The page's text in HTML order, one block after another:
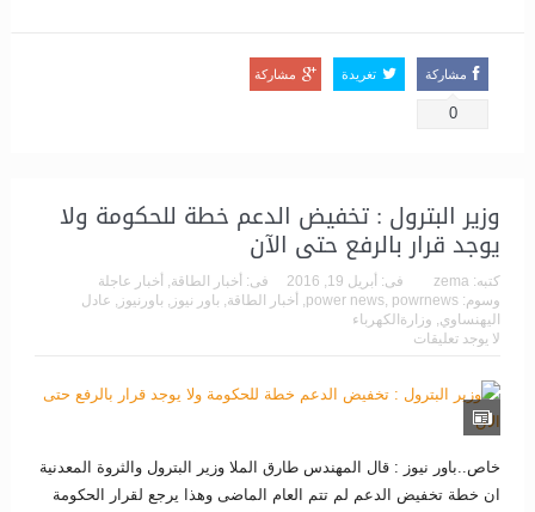
مشاركة
0
تغريدة مشاركة
وزير البترول : تخفيض الدعم خطة للحكومة ولا
يوجد قرار بالرفع حتى الآن
كتبه: zema فى: أبريل 19, 2016 فى: أخبار الطاقة, أخبار عاجلة
وسوم:
power news, powrnews
, أخبار الطاقة, باور نيوز , باورنيوز , عادل
اليهنساوي, وزارةالكهرباء
لا يوجد تعليقات
خاص..باور نيوز : قال المهندس طارق الملا وزير البترول والثروة المعدنية
ان خطة تخفيض الدعم لم تتم العام الماضى وهذا يرجع لقرار الحكومة